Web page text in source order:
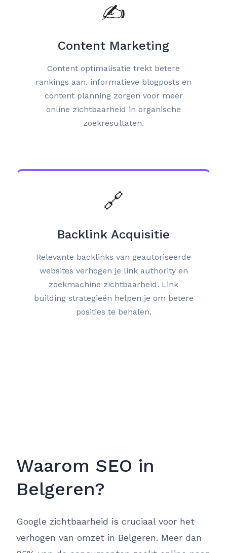
✍️
Content Marketing
Content optimalisatie trekt betere
rankings aan. informatieve blogposts en
content planning zorgen voor meer
online zichtbaarheid in organische
zoekresultaten.
🔗
Backlink Acquisitie
Relevante backlinks van geautoriseerde
websites verhogen je link authority en
zoekmachine zichtbaarheid. Link
building strategieën helpen je om betere
posities te behalen.
Waarom SEO in
Belgeren?
Google zichtbaarheid is cruciaal voor het
verhogen van omzet in Belgeren. Meer dan